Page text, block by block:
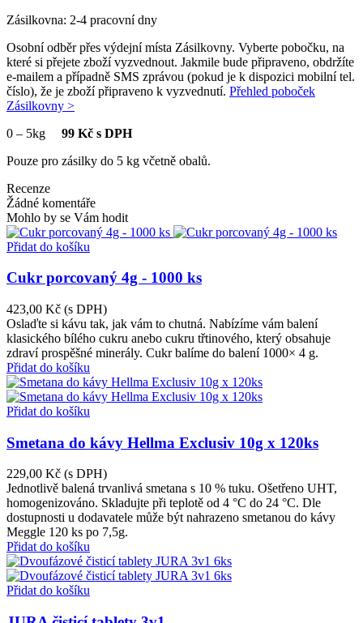
Zásilkovna: 2-4 pracovní dny
Osobní odběr přes výdejní místa Zásilkovny. Vyberte pobočku, na
které si přejete zboží vyzvednout. Jakmile bude připraveno, obdržíte
e-mailem a případně SMS zprávou (pokud je k dispozici mobilní tel.
číslo), že je zboží připraveno k vyzvednutí. Přehled poboček
Zásilkovny >
0 – 5kg 99 Kč s DPH
Pouze pro zásilky do 5 kg včetně obalů.
Recenze
Žádné komentáře
Mohlo by se Vám hodit
Přidat do košíku
Cukr porcovaný 4g - 1000 ks
423,00 Kč (s DPH)
Oslaďte si kávu tak, jak vám to chutná. Nabízíme vám balení
klasického bílého cukru anebo cukru třtinového, který obsahuje
zdraví prospěšné minerály. Cukr balíme do balení 1000× 4 g.
Přidat do košíku
Přidat do košíku
Smetana do kávy Hellma Exclusiv 10g x 120ks
229,00 Kč (s DPH)
Jednotlivě balená trvanlivá smetana s 10 % tuku. Ošetřeno UHT,
homogenizováno. Skladujte při teplotě od 4 °C do 24 °C. Dle
dostupnosti u dodavatele může být nahrazeno smetanou do kávy
Meggle 120 ks po 7,5g.
Přidat do košíku
Přidat do košíku